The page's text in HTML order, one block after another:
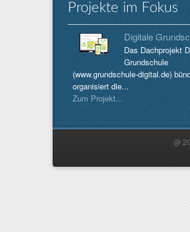
Projekte im Fokus
Digitale
Das Dachprojekt
Grundschule
(www.grundschule-digital.de)
organisiert die...
Zum Projekt...
@